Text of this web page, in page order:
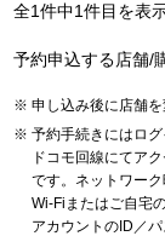
全1件中1件目を表
予約申込する店舗/
申し込み後に店舗を
予約手続きにはログ
ドコモ回線にてア
です。ネットワー
Wi-Fiまたはご自宅
アカウントのID／